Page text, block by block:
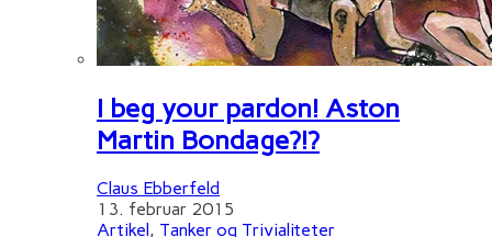
I beg your pardon! Aston
Martin Bondage?!?
Claus Ebberfeld
13. februar 2015
Artikel, Tanker og Trivialiteter